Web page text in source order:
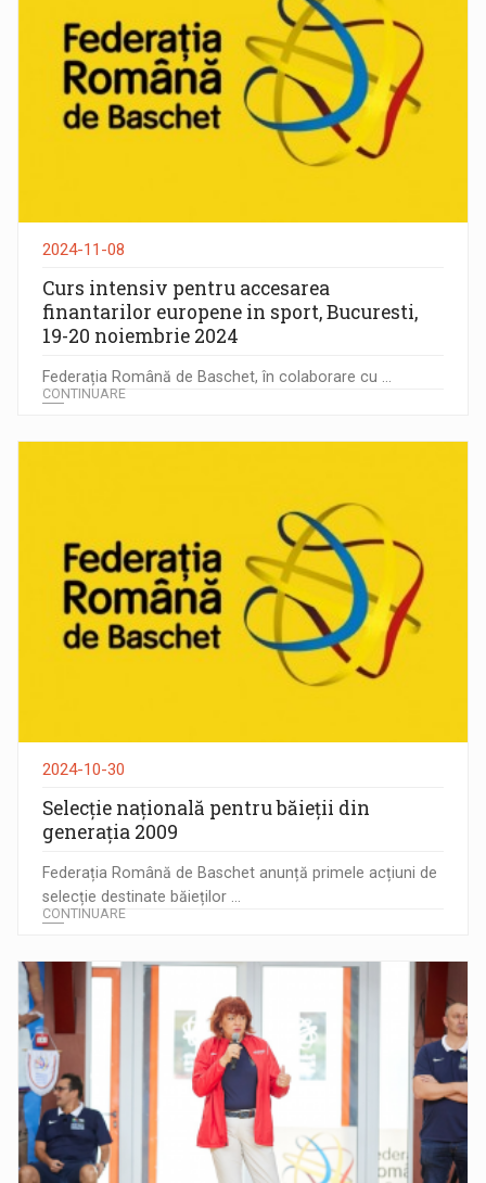
2024-11-08
Curs intensiv pentru accesarea
finantarilor europene in sport, Bucuresti,
19-20 noiembrie 2024
Federația Română de Baschet, în colaborare cu ...
CONTINUARE
2024-10-30
Selecție națională pentru băieții din
generația 2009
Federația Română de Baschet anunță primele acțiuni de
selecție destinate băieților ...
CONTINUARE